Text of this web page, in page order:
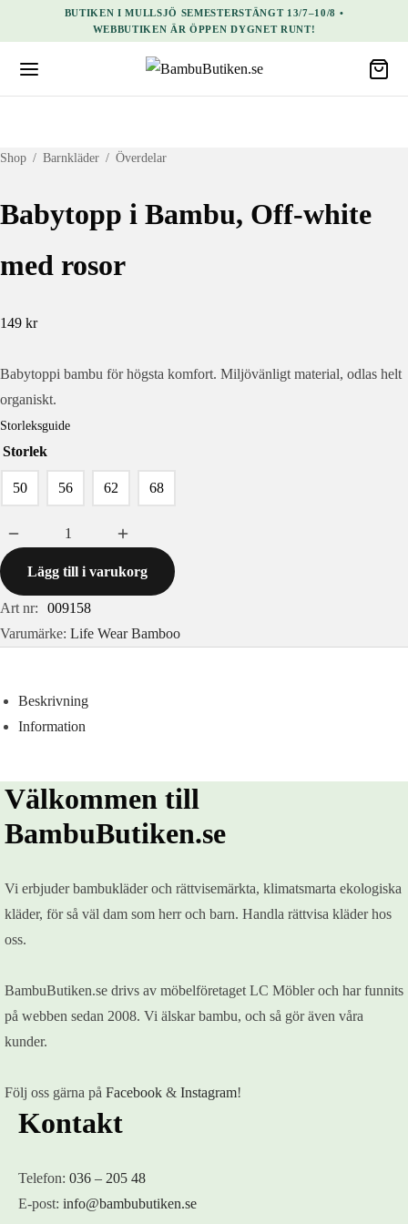
BUTIKEN I MULLSJÖ SEMESTERSTÄNGT 13/7–10/8 •
WEBBUTIKEN ÄR ÖPPEN DYGNET RUNT!
Shop / Barnkläder / Överdelar
Babytopp i Bambu, Off-white
med rosor
149 kr
Babytoppi bambu för högsta komfort. Miljövänligt material, odlas helt
organiskt.
Storleksguide
Storlek
50 56 62 68
Lägg till i varukorg
Art nr:
009158
Varumärke: Life Wear Bamboo
Beskrivning
Information
Välkommen till
BambuButiken.se
Vi erbjuder bambukläder och rättvisemärkta, klimatsmarta ekologiska
kläder, för så väl dam som herr och barn. Handla rättvisa kläder hos
oss.
BambuButiken.se drivs av möbelföretaget LC Möbler och har funnits
på webben sedan 2008. Vi älskar bambu, och så gör även våra
kunder.
Följ oss gärna på Facebook & Instagram!
Kontakt
Telefon: 036 – 205 48
E-post: info@bambubutiken.se